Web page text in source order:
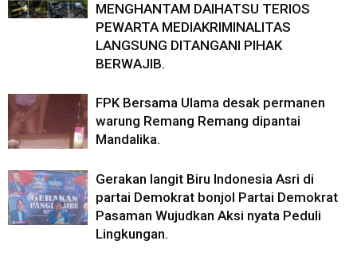
MENGHANTAM DAIHATSU TERIOS
PEWARTA MEDIAKRIMINALITAS
LANGSUNG DITANGANI PIHAK
BERWAJIB.
FPK Bersama Ulama desak permanen
warung Remang Remang dipantai
Mandalika.
Gerakan langit Biru Indonesia Asri di
partai Demokrat bonjol Partai Demokrat
Pasaman Wujudkan Aksi nyata Peduli
Lingkungan.